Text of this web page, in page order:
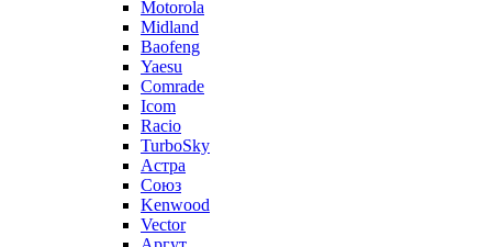
Motorola
Midland
Baofeng
Yaesu
Comrade
Icom
Racio
TurboSky
Астра
Союз
Kenwood
Vector